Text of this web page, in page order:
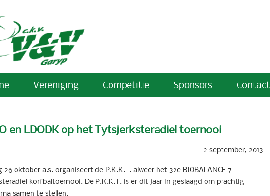
Vereniging Competitie Sponsors Contact
en LDODK op het Tytsjerksteradiel toernooi
2 september, 2013
26 oktober a.s. organiseert de P.K.K.T. alweer het 32e BIOBALANCE 7
korfbaltoernooi. De P.K.K.T. is er dit jaar in geslaagd om prachtig
samen te stellen.